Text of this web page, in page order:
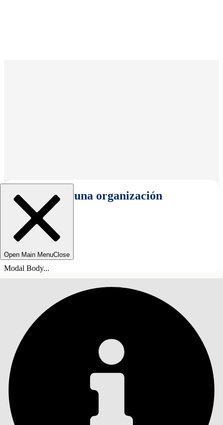
Seleccionar una organización
Open Main MenuClose
Modal Body...
ÍNDICE DE MATERIAS